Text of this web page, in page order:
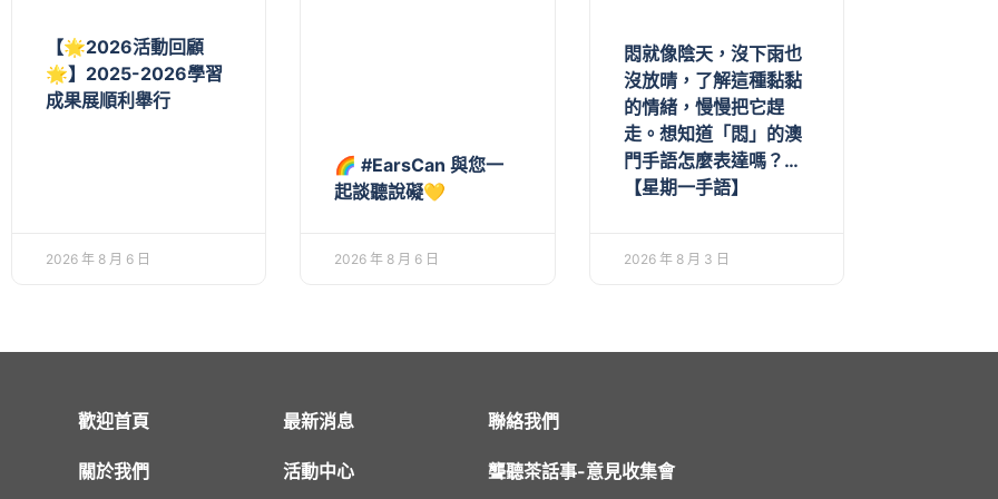
【🌟2026活動回顧
🌟】2025-2026學習
成果展順利舉行
2026 年 8 月 6 日
🌈 #EarsCan 與您一
起談聽說礙💛
2026 年 8 月 6 日
悶就像陰天，沒下雨也
沒放晴，了解這種黏黏
的情緒，慢慢把它趕
走。想知道「悶」的澳
門手語怎麼表達嗎？…
【星期一手語】
2026 年 8 月 3 日
歡迎首頁
關於我們
最新消息
活動中心
聯絡我們
聾聽茶話事-意見收集會